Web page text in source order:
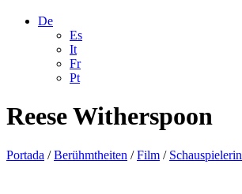
De
Es
It
Fr
Pt
Reese Witherspoon
Portada /Berühmtheiten /Film / Schauspielerin